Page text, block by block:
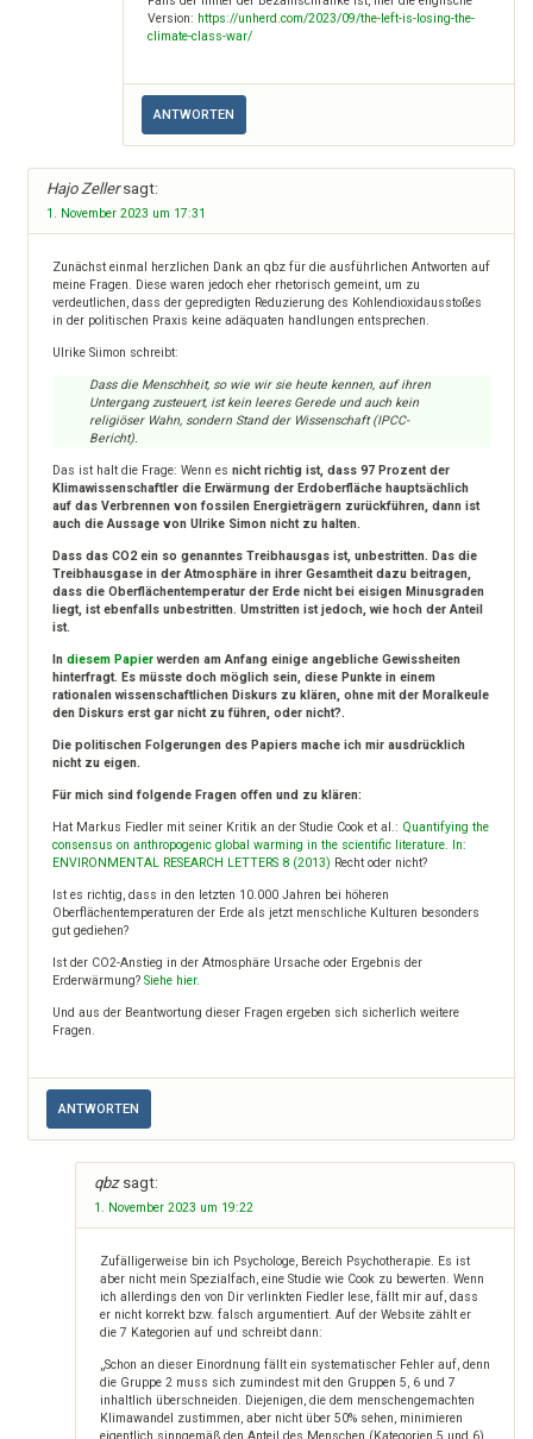
Version: https://unherd.com/2023/09/the-left-is-losing-the-
climate-class-war/
ANTWORTEN
Hajo Zeller sagt:
1. November 2023 um 17:31
Zunächst einmal herzlichen Dank an qbz für die ausführlichen Antworten auf
meine Fragen. Diese waren jedoch eher rhetorisch gemeint, um zu
verdeutlichen, dass der gepredigten Reduzierung des Kohlendioxidausstoßes
in der politischen Praxis keine adäquaten handlungen entsprechen.
Ulrike Siimon schreibt:
Dass die Menschheit, so wie wir sie heute kennen, auf ihren
Untergang zusteuert, ist kein leeres Gerede und auch kein
religiöser Wahn, sondern Stand der Wissenschaft (IPCC-
Bericht).
Das ist halt die Frage: Wenn es nicht richtig ist, dass 97 Prozent der
Klimawissenschaftler die Erwärmung der Erdoberfläche hauptsächlich
auf das Verbrennen von fossilen Energieträgern zurückführen, dann ist
auch die Aussage von Ulrike Simon nicht zu halten.
Dass das CO2 ein so genanntes Treibhausgas ist, unbestritten. Das die
Treibhausgase in der Atmosphäre in ihrer Gesamtheit dazu beitragen,
dass die Oberflächentemperatur der Erde nicht bei eisigen Minusgraden
liegt, ist ebenfalls unbestritten. Umstritten ist jedoch, wie hoch der Anteil
ist.
In diesem Papierwerden am Anfang einige angebliche Gewissheiten
hinterfragt. Es müsste doch möglich sein, diese Punkte in einem
rationalen wissenschaftlichen Diskurs zu klären, ohne mit der Moralkeule
den Diskurs erst gar nicht zu führen, oder nicht?.
Die politischen Folgerungen des Papiers mache ich mir ausdrücklich
nicht zu eigen.
Für mich sind folgende Fragen offen und zu klären:
Hat Markus Fiedler mit seiner Kritik an der Studie Cook et al.: Quantifying the
consensus on anthropogenic global warming in the scientific literature. In:
ENVIRONMENTAL RESEARCH LETTERS 8 (2013) Recht oder nicht?
Ist es richtig, dass in den letzten 10.000 Jahren bei höheren
Oberflächentemperaturen der Erde als jetzt menschliche Kulturen besonders
gut gediehen?
Ist der CO2-Anstieg in der Atmosphäre Ursache oder Ergebnis der
Erderwärmung? Siehe hier.
Und aus der Beantwortung dieser Fragen ergeben sich sicherlich weitere
Fragen.
ANTWORTEN
qbz sagt:
1. November 2023 um 19:22
Zufälligerweise bin ich Psychologe, Bereich Psychotherapie. Es ist
aber nicht mein Spezialfach, eine Studie wie Cook zu bewerten. Wenn
ich allerdings den von Dir verlinkten Fiedler lese, fällt mir auf, dass
er nicht korrekt bzw. falsch argumentiert. Auf der Website zählt er
die 7 Kategorien auf und schreibt dann:
„Schon an dieser Einordnung fällt ein systematischer Fehler auf, denn
die Gruppe 2 muss sich zumindest mit den Gruppen 5, 6 und 7
inhaltlich überschneiden. Diejenigen, die dem menschengemachten
Klimawandel zustimmen, aber nicht über 50% sehen, minimieren